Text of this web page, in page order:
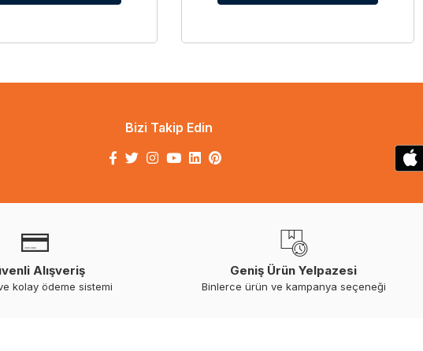
Bizi Takip Edin
Alışveriş
kolay ödeme sistemi
Geniş Ürün Yelpazesi
Binlerce ürün ve kampanya seçeneği